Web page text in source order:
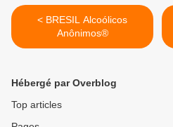
< BRESIL Alcoólicos
Anônimos®
Hébergé par Overblog
Top articles